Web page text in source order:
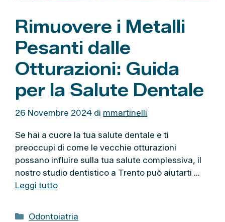
Rimuovere i Metalli
Pesanti dalle
Otturazioni: Guida
per la Salute Dentale
26 Novembre 2024 di mmartinelli
Se hai a cuore la tua salute dentale e ti
preoccupi di come le vecchie otturazioni
possano influire sulla tua salute complessiva, il
nostro studio dentistico a Trento può aiutarti …
Leggi tutto
C
Odontoiatria